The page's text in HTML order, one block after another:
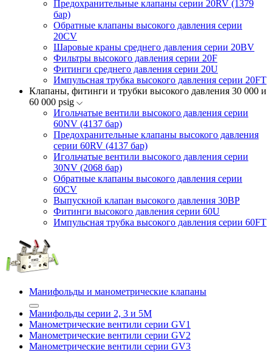
Предохранительные клапаны серии 20RV (1379
бар)
Обратные клапаны высокого давления серии
20CV
Шаровые краны среднего давления серии 20BV
Фильтры высокого давления серии 20F
Фитинги среднего давления серии 20U
Импульсная трубка высокого давления серии 20FT
Клапаны, фитинги и трубки высокого давления 30 000 и
60 000 psig
Игольчатые вентили высокого давления серии
60NV (4137 бар)
Предохранительные клапаны высокого давления
серии 60RV (4137 бар)
Игольчатые вентили высокого давления серии
30NV (2068 бар)
Обратные клапаны высокого давления серии
60CV
Выпускной клапан высокого давления 30BP
Фитинги высокого давления серии 60U
Импульсная трубка высокого давления серии 60FT
Манифольды и манометрические клапаны
Манифольды серии 2, 3 и 5М
Манометрические вентили серии GV1
Манометрические вентили серии GV2
Манометрические вентили серии GV3